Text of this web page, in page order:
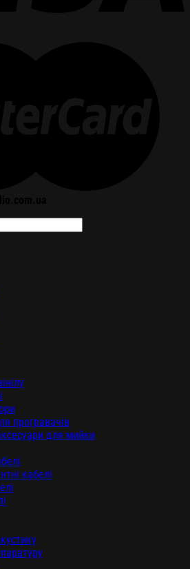
програвачів
для мийки
кабелі